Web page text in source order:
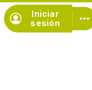
Iniciar
sesión